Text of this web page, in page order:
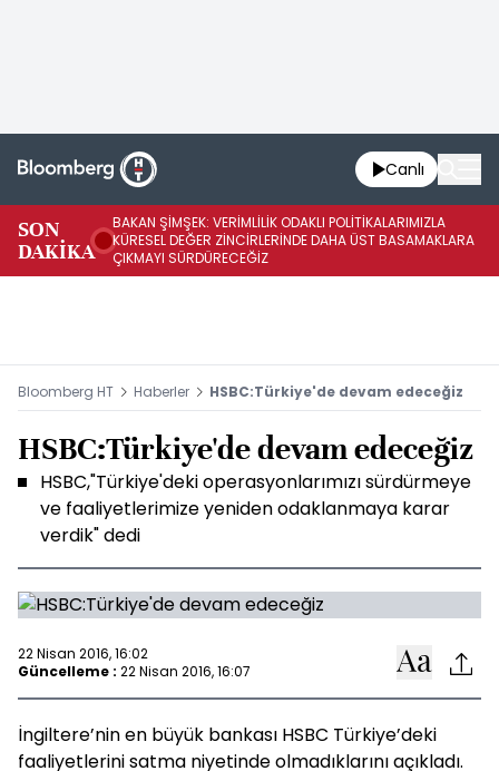
Canlı
SON
DAKİKA
BAKAN ŞİMŞEK: VERİMLİLİK ODAKLI POLİTİKALARIMIZLA
KÜRESEL DEĞER ZİNCİRLERİNDE DAHA ÜST BASAMAKLARA
ÇIKMAYI SÜRDÜRECEĞİZ
Bloomberg HT Haberler HSBC:Türkiye'de devam edeceğiz
HSBC:Türkiye'de devam edeceğiz
HSBC,"Türkiye'deki operasyonlarımızı sürdürmeye
ve faaliyetlerimize yeniden odaklanmaya karar
verdik" dedi
22 Nisan 2016, 16:02
Güncelleme : 22 Nisan 2016, 16:07
İngiltere’nin en büyük bankası HSBC Türkiye’deki
faaliyetlerini satma niyetinde olmadıklarını açıkladı.